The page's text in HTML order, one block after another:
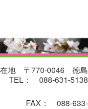
〒770-0046 徳島
TEL： 088-631-5138
088-633-